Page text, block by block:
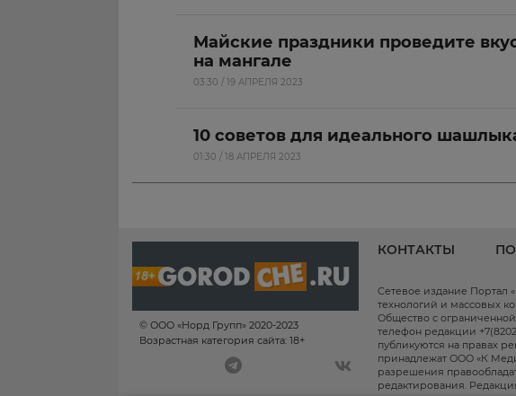
Майские праздники проведите
на мангале
03:30 / 19 АПРЕЛЯ 2023
10 советов для идеального
01:30 / 18 АПРЕЛЯ 2023
© ООО «Норд Групп» 2020-2023
Возрастная категория сайта: 18+
КОНТАКТЫ
Сетевое издание Портал
технологий и массовых
Общество с ограниченной
телефон редакции
публикуются на правах
принадлежат ООО «К
разрешения
редактирования.